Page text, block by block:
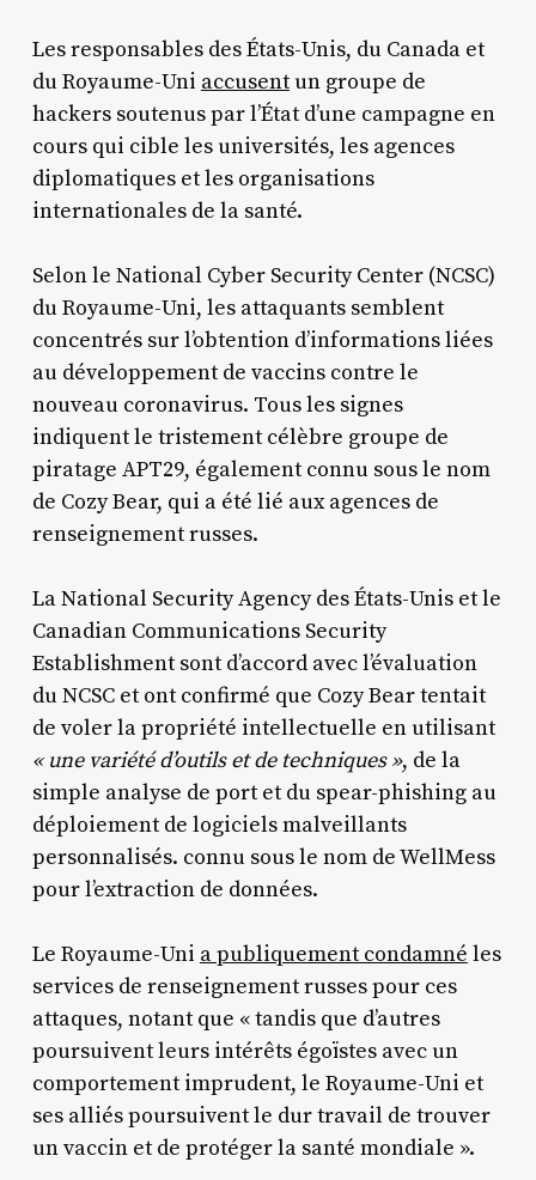
Les responsables des États-Unis, du Canada et
du Royaume-Uni accusentun groupe de
hackers soutenus par l’État d’une campagne en
cours qui cible les universités, les agences
diplomatiques et les organisations
internationales de la santé.
Selon le National Cyber Security Center (NCSC)
du Royaume-Uni, les attaquants semblent
concentrés sur l’obtention d’informations liées
au développement de vaccins contre le
nouveau coronavirus. Tous les signes
indiquent le tristement célèbre groupe de
piratage APT29, également connu sous le nom
de Cozy Bear, qui a été lié aux agences de
renseignement russes.
La National Security Agency des États-Unis et le
Canadian Communications Security
Establishment sont d’accord avec l’évaluation
du NCSC et ont confirmé que Cozy Bear tentait
de voler la propriété intellectuelle en utilisant
« une variété d’outils et de techniques », de la
simple analyse de port et du spear-phishing au
déploiement de logiciels malveillants
personnalisés. connu sous le nom de WellMess
pour l’extraction de données.
Le Royaume-Uni a publiquement condamné les
services de renseignement russes pour ces
attaques, notant que « tandis que d’autres
poursuivent leurs intérêts égoïstes avec un
comportement imprudent, le Royaume-Uni et
ses alliés poursuivent le dur travail de trouver
un vaccin et de protéger la santé mondiale ».